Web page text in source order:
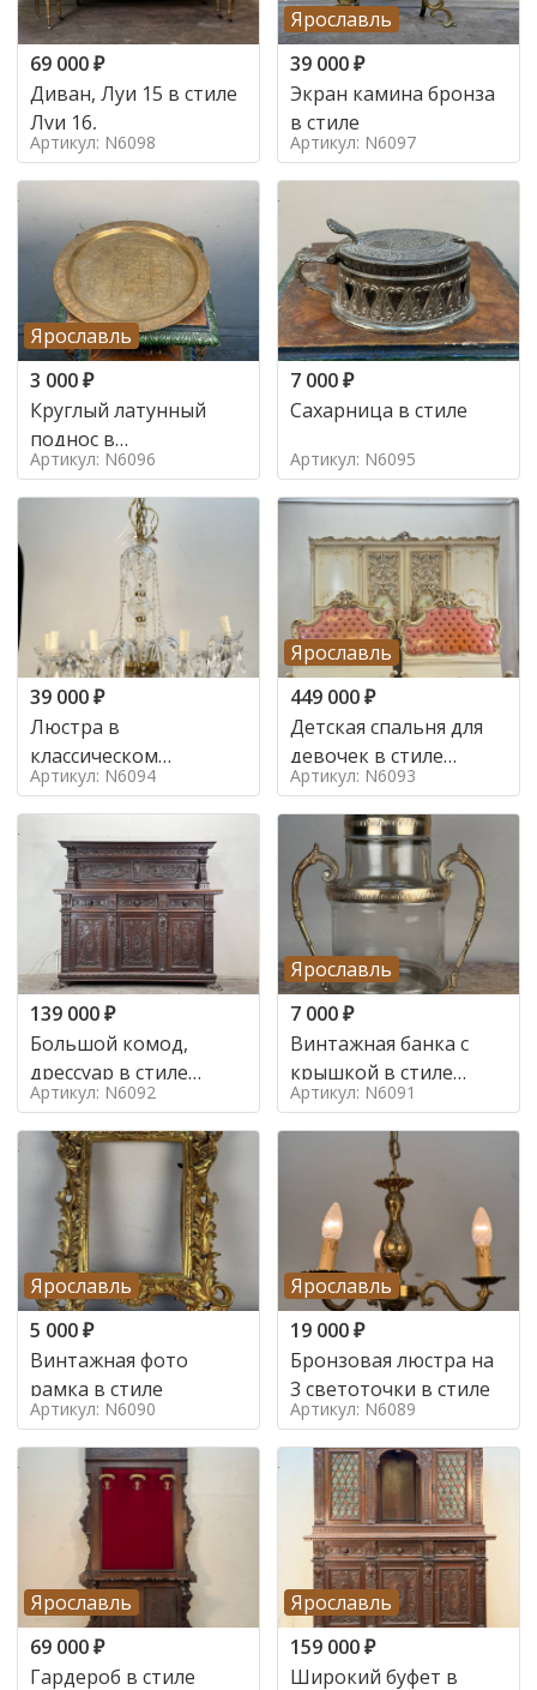
69 000₽
Диван, Луи 15 в стиле
Луи 16,
Артикул: N6098
Ярославль
39 000₽
Экран камина бронза
в стиле
Артикул: N6097
Ярославль
3 000₽
Круглый латунный
поднос в
марокканском стиле в
стиле
Артикул: N6096
7 000₽
Сахарница в стиле
Артикул: N6095
39 000₽
Люстра в
классическом
итальянском стиле на
10 ламп. в стиле
Артикул: N6094
Ярославль
449 000₽
Детская спальня для
девочек в стиле
итальянского барокко
в стиле
Артикул: N6093
139 000₽
Большой комод,
дрессуар в стиле
ренессанс,
Артикул: N6092
Ярославль
7 000₽
Винтажная банка с
крышкой в стиле
Италия,
Артикул: N6091
Ярославль
5 000₽
Винтажная фото
рамка в стиле
Артикул: N6090
Ярославль
19 000₽
Бронзовая люстра на
3 светоточки в стиле
Артикул: N6089
Ярославль
69 000₽
Гардероб в стиле
Ярославль
159 000₽
Широкий буфет в